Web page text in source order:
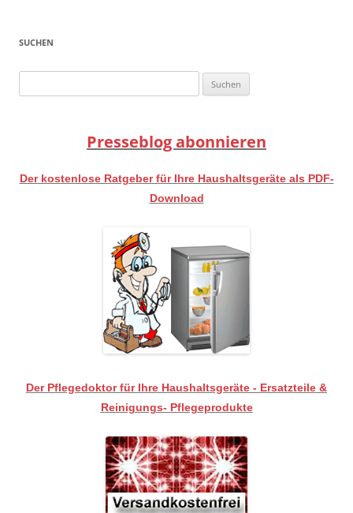
SUCHEN
nach:
Presseblog abonnieren
Der kostenlose Ratgeber für Ihre Haushaltsgeräte als PDF-
Download
Der Pflegedoktor für Ihre Haushaltsgeräte - Ersatzteile &
Reinigungs- Pflegeprodukte